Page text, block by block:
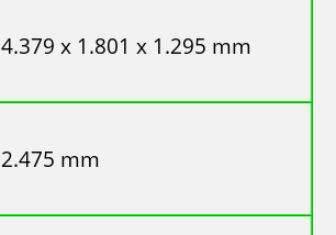
4.379 x 1.801 x 1.295 mm
2.475 mm